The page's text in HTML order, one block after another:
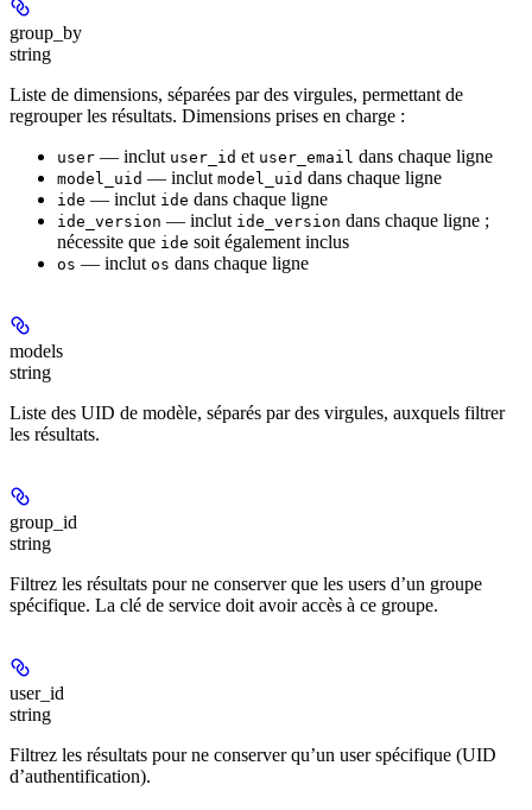
group_by
string
Liste de dimensions, séparées par des virgules, permettant de
regrouper les résultats. Dimensions prises en charge :
user — inclut user_id et user_email dans chaque ligne
model_uid — inclut model_uid dans chaque ligne
ide — inclut ide dans chaque ligne
ide_version — inclut ide_version dans chaque ligne ;
nécessite que ide soit également inclus
os — inclut os dans chaque ligne
models
string
Liste des UID de modèle, séparés par des virgules, auxquels filtrer
les résultats.
group_id
string
Filtrez les résultats pour ne conserver que les users d’un groupe
spécifique. La clé de service doit avoir accès à ce groupe.
user_id
string
Filtrez les résultats pour ne conserver qu’un user spécifique (UID
d’authentification).